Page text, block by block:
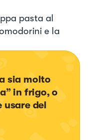
pasta al
e la
sia molto
in frigo, o
usare del